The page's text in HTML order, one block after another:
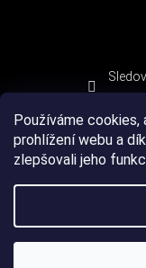
Používáme cookies,
prohlížení webu a
zlepšovali jeho